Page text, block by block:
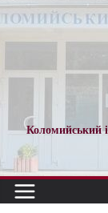
Коломийський